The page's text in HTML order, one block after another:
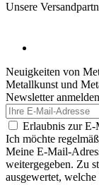
Unsere
Neuigkeiten von
Metallkunst und
Newsletter
Erlaubnis zur
Ich möchte
Meine E-Mail-
weitergegeben. Zu
ausgewertet,